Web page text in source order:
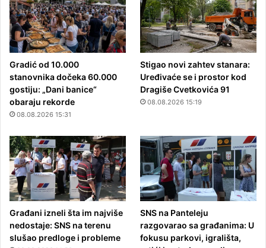
Gradić od 10.000
stanovnika dočeka 60.000
gostiju: „Dani banice“
obaraju rekorde
08.08.2026 15:31
Stigao novi zahtev stanara:
Uređivaće se i prostor kod
Dragiše Cvetkovića 91
08.08.2026 15:19
Građani izneli šta im najviše
nedostaje: SNS na terenu
slušao predloge i probleme
SNS na Panteleju
razgovarao sa građanima: U
fokusu parkovi, igrališta,